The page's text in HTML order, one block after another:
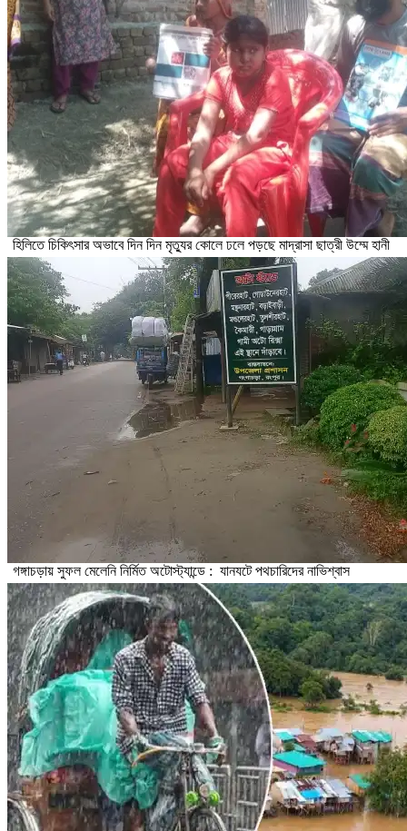
হিলিতে চিকিৎসার অভাবে দিন দিন মৃত্যুর কোলে ঢলে পড়ছে মাদ্রাসা ছাত্রী উম্মে হানী
গঙ্গাচড়ায় সুফল মেলেনি নির্মিত অটোস্ট্যান্ডে : যানযটে পথচারিদের নাভিশ্বাস